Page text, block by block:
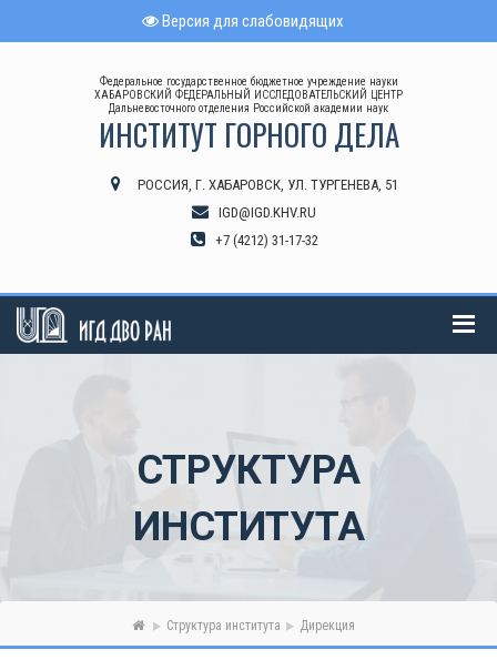
Версия для слабовидящих
Федеральное государственное бюджетное учреждение науки
ХАБАРОВСКИЙ ФЕДЕРАЛЬНЫЙ ИССЛЕДОВАТЕЛЬСКИЙ ЦЕНТР
Дальневосточного отделения Российской академии наук
ИНСТИТУТ ГОРНОГО ДЕЛА
РОССИЯ, Г. ХАБАРОВСК, УЛ. ТУРГЕНЕВА, 51
IGD@IGD.KHV.RU
+7 (4212) 31-17-32
СТРУКТУРА
ИНСТИТУТА
Структура института Дирекция